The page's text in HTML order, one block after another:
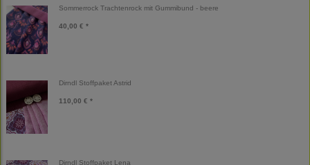
Sommerrock Trachtenrock mit Gummibund - beere
40,00 € *
Dirndl Stoffpaket Astrid
110,00 € *
Dirndl Stoffpaket Lena